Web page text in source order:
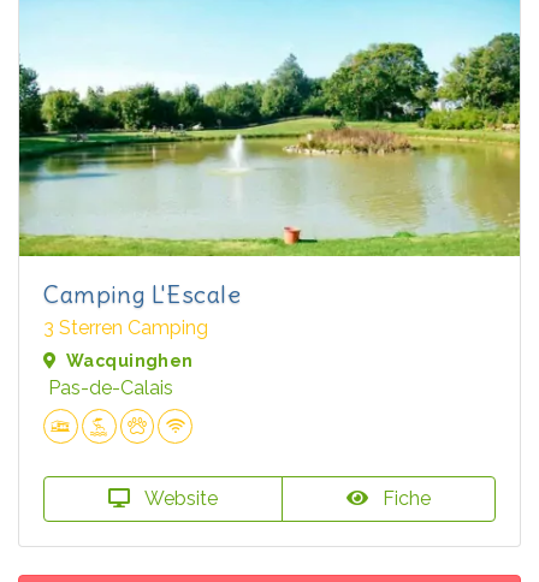
Camping L'Escale
3 Sterren Camping
Wacquinghen
Pas-de-Calais
Website Fiche